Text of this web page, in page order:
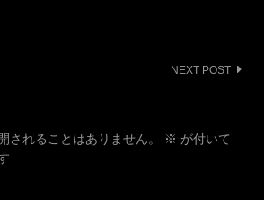
NEXT POST
されることはありません。 ※ が付いて